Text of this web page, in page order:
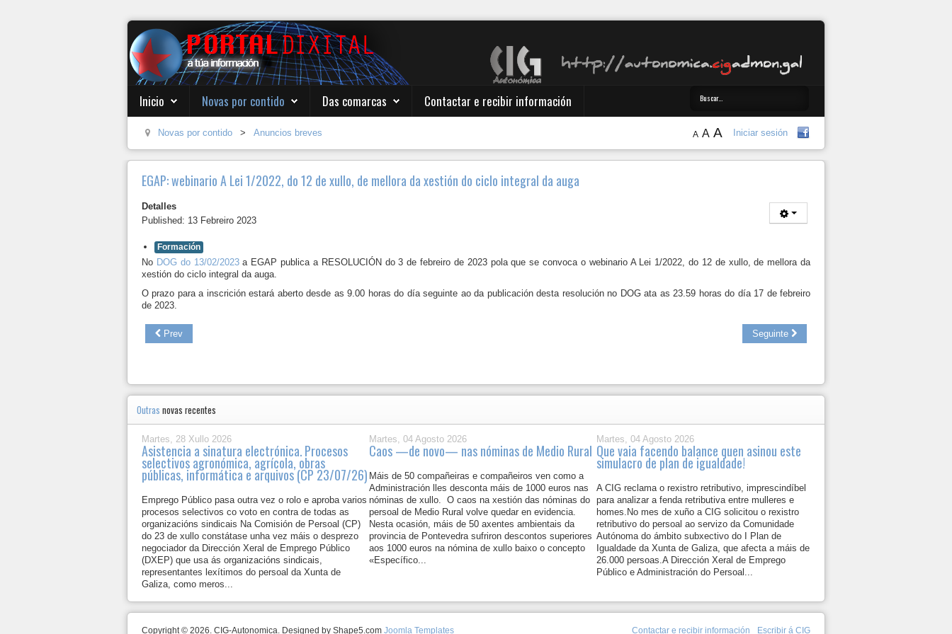
Inicio Novas por contido Das comarcas Contactar e recibir información
Novas por contido > Anuncios breves Iniciar sesión
A A A
EGAP: webinario A Lei 1/2022, do 12 de xullo, de mellora da xestión do ciclo integral da auga
Detalles
Published: 13 Febreiro 2023
Formación
No DOG do 13/02/2023a EGAP publica a RESOLUCIÓN do 3 de febreiro de 2023 pola que se convoca o webinario A Lei 1/2022, do 12 de xullo, de mellora da
xestión do ciclo integral da auga.
O prazo para a inscrición estará aberto desde as 9.00 horas do día seguinte ao da publicación desta resolución no DOG ata as 23.59 horas do día 17 de febreiro
de 2023.
Prev Seguinte
Outras novas recentes
Martes, 28 Xullo 2026
Asistencia a sinatura electrónica. Procesos
selectivos agronómica, agrícola, obras
públicas, informática e arquivos (CP 23/07/26)
Emprego Público pasa outra vez o rolo e aproba varios
procesos selectivos co voto en contra de todas as
organizacións sindicais Na Comisión de Persoal (CP)
do 23 de xullo constátase unha vez máis o desprezo
negociador da Dirección Xeral de Emprego Público
(DXEP) que usa ás organizacións sindicais,
representantes lexítimos do persoal da Xunta de
Galiza, como meros...
Martes, 04 Agosto 2026
Caos —de novo— nas nóminas de Medio Rural
Máis de 50 compañeiras e compañeiros ven como a
Administración lles desconta máis de 1000 euros nas
nóminas de xullo. O caos na xestión das nóminas do
persoal de Medio Rural volve quedar en evidencia.
Nesta ocasión, máis de 50 axentes ambientais da
provincia de Pontevedra sufriron descontos superiores
aos 1000 euros na nómina de xullo baixo o concepto
«Específico...
Martes, 04 Agosto 2026
Que vaia facendo balance quen asinou este
simulacro de plan de igualdade!
A CIG reclama o rexistro retributivo, imprescindíbel
para analizar a fenda retributiva entre mulleres e
homes.No mes de xuño a CIG solicitou o rexistro
retributivo do persoal ao servizo da Comunidade
Autónoma do ámbito subxectivo do I Plan de
Igualdade da Xunta de Galiza, que afecta a máis de
26.000 persoas.A Dirección Xeral de Emprego
Público e Administración do Persoal...
Copyright © 2026. CIG-Autonomica. Designed by Shape5.com Joomla Templates Escribir á CIG
Contactar e recibir información